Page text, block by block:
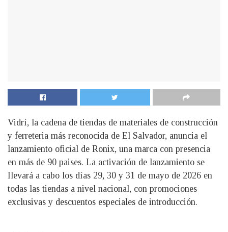
Vidrí, la cadena de tiendas de materiales de construcción
y ferreteria más reconocida de El Salvador, anuncia el
lanzamiento oficial de Ronix, una marca con presencia
en más de 90 paises. La activación de lanzamiento se
Ilevará a cabo los días 29, 30 y 31 de mayo de 2026 en
todas las tiendas a nivel nacional, con promociones
exclusivas y descuentos especiales de introducción.